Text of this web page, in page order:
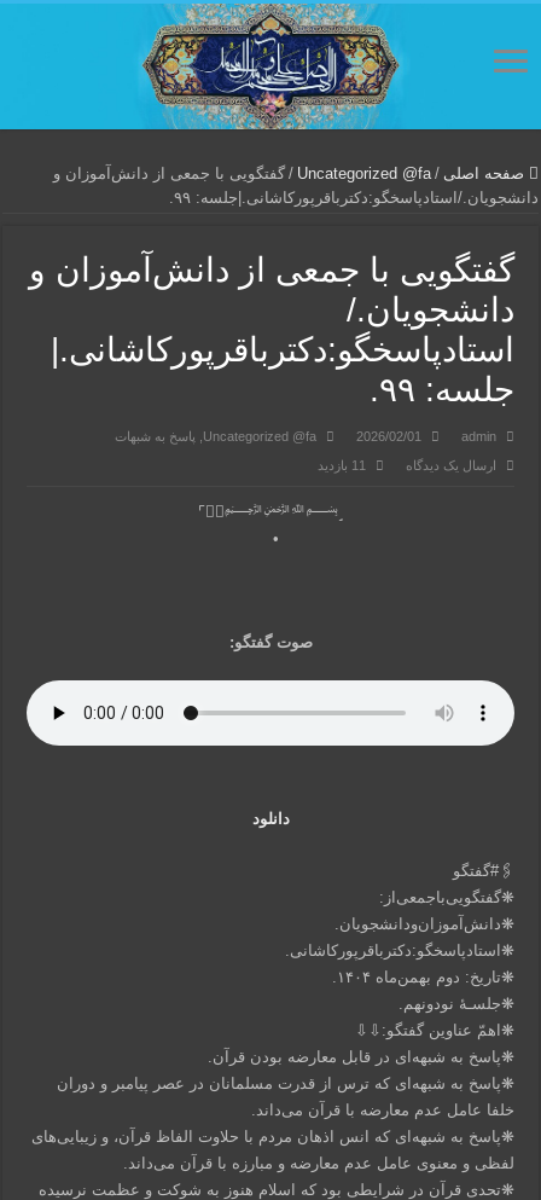
صفحه اصلی /
Uncategorized @fa
/ گفتگویی‌ با جمعی‌ از دانش‌آموزان‌ و
دانشجویان./استادپاسخگو:دکترباقر‌پورکاشانی.|جلسه: ۹۹.
گفتگویی‌ با جمعی‌ از دانش‌آموزان‌ و
دانشجویان./
استادپاسخگو:دکترباقر‌پورکاشانی.|
جلسه: ۹۹.
admin
2026/02/01
Uncategorized @fa
پاسخ به شبهات
ارسال یک دیدگاه
11 بازدید
⌜◍⃟﷽˼
•
صوت گفتگو:
دانلود
🖇#گفتگو
❋گفتگویی‌باجمعی‌از:
❋دانش‌آموزان‌ودانشجویان.
❋استادپاسخگو:دکترباقر‌پورکاشانی.
❋تاریخ: دوم بهمن‌ماه ۱۴۰۴.
❋جلسـهٔ‌ نودونهم.
❋اهمّ عناوین گفتگو:⇩⇩
❋پاسخ به شبهه‌ای در قابل معارضه بودن قرآن.
❋پاسخ به شبهه‌ای که ترس از قدرت مسلمانان در عصر پیامبر و دوران
خلفا عامل عدم معارضه با قرآن می‌داند.
❋پاسخ به شبهه‌ای که انس اذهان مردم با حلاوت الفاظ قرآن، و زیبایی‌های
لفظی و معنوی عامل عدم معارضه و مبارزه با قرآن می‌داند.
❋تحدی قرآن در شرایطی بود که اسلام هنوز به شوکت و عظمت نرسیده